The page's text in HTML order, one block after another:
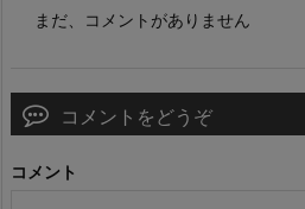
まだ、コメントがありません
コメントをどうぞ
コメント